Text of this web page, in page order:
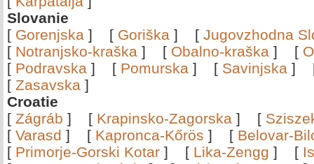
Slovanie
[ Gorenjska ] [ Goriška ] [ Jugovzhodna
[ Notranjsko-kraška ] [ Obalno-kraška ] [
[ Podravska ] [ Pomurska ] [ Savinjska ]
[ Zasavska ]
Croatie
[ Zágráb ] [ Krapinsko-Zagorska ] [
[ Varasd ] [ Kapronca-Kőrös ] [ Belovar-
[ Primorje-Gorski Kotar ] [ Lika-Zengg ] [